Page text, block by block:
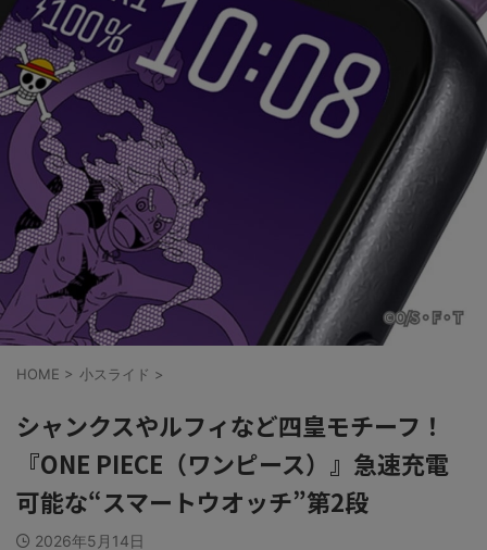
HOME > 小スライド >
シャンクスやルフィなど四皇モチーフ！
『ONE PIECE（ワンピース）』急速充電
可能な“スマートウオッチ”第2段
2026年5月14日